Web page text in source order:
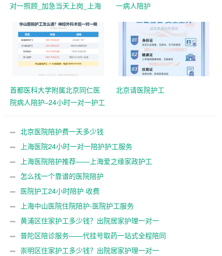
对一照顾_加急当天上岗_上海
一病人陪护
首都医科大学附属北京同仁医
院病人陪护–24小时一对一护工
北京请医院护工
北京医院陪护费一天多少钱
上海医院24小时一对一陪护护工服务
上海医院陪护推荐——上海爱之缘家政护工
怎么找一个靠谱的医院陪护
医院护工24小时陪护 收费
上海中山医院住院陪护-医院护工服务
黄浦区住家护工多少钱？出院居家护理一对一
普陀区陪诊服务——代挂号取药一站式全程陪同
崇明区住家护工多少钱？出院居家护理一对一